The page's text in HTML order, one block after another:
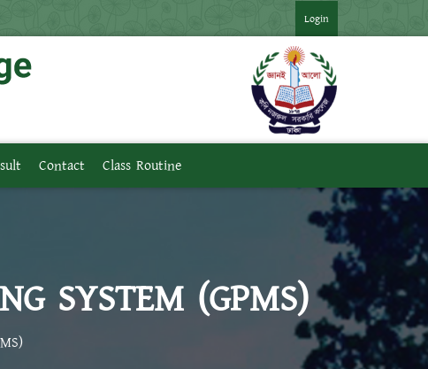
*** ২০২৪ সনের অনার্স ৪র্থ বর্ষ পরীক্ষার ফরমপূরণের বিজ্ঞপ্তি ***
Login
Contact Class Routine
SYSTEM (GPMS)